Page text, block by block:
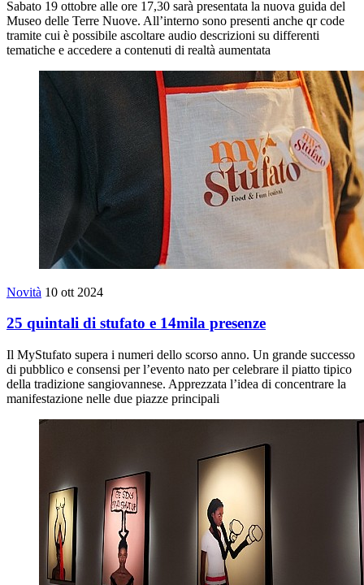
Sabato 19 ottobre alle ore 17,30 sarà presentata la nuova guida del
Museo delle Terre Nuove. All’interno sono presenti anche qr code
tramite cui è possibile ascoltare audio descrizioni su differenti
tematiche e accedere a contenuti di realtà aumentata
Novità 10 ott 2024
25 quintali di stufato e 14mila presenze
Il MyStufato supera i numeri dello scorso anno. Un grande successo
di pubblico e consensi per l’evento nato per celebrare il piatto tipico
della tradizione sangiovannese. Apprezzata l’idea di concentrare la
manifestazione nelle due piazze principali